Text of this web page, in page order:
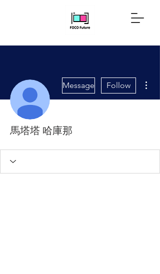
Message Follow
馬塔塔 哈庫那